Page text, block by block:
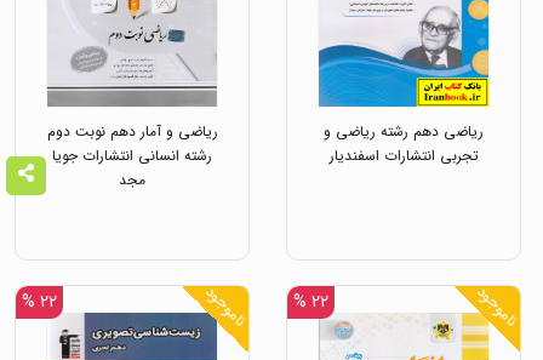
ریاضی دهم رشته ریاضی و
تجربی انتشارات اسفندیار
ریاضی و آمار دهم نوبت دوم
رشته انسانی انتشارات جویا
مجد
ناموجود ۲۲ % ناموجود ۲۲ %